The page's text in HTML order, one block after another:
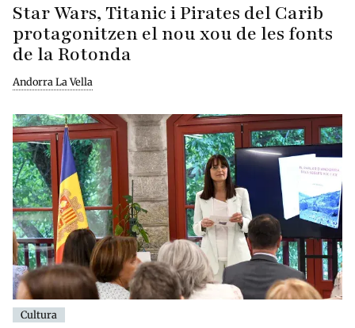
Star Wars, Titanic i Pirates del Carib
protagonitzen el nou xou de les fonts
de la Rotonda
Andorra La Vella
Cultura